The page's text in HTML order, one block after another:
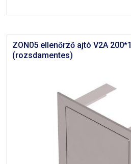
ZON05 ellenőrző ajtó V2A
(rozsdamentes)